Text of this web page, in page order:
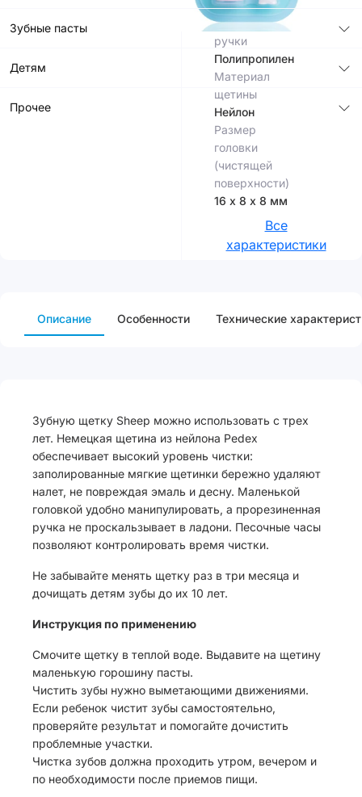
Зубные пасты
Детям
Прочее
8 мм
Материал
ручки
Полипропилен
Материал
щетины
Нейлон
Размер
головки
(чистящей
поверхности)
16 х 8 х 8 мм
Все
характеристики
Описание Особенности Технические
Зубную щетку Sheep можно использовать с трех
лет. Немецкая щетина из нейлона Pedex
обеспечивает высокий уровень чистки:
заполированные мягкие щетинки бережно удаляют
налет, не повреждая эмаль и десну. Маленькой
головкой удобно манипулировать, а прорезиненная
ручка не проскальзывает в ладони. Песочные часы
позволяют контролировать время чистки.
Не забывайте менять щетку раз в три месяца и
дочищать детям зубы до их 10 лет.
Инструкция по применению
Смочите щетку в теплой воде. Выдавите на щетину
маленькую горошину пасты.
Чистить зубы нужно выметающими движениями.
Если ребенок чистит зубы самостоятельно,
проверяйте результат и помогайте дочистить
проблемные участки.
Чистка зубов должна проходить утром, вечером и
по необходимости после приемов пищи.